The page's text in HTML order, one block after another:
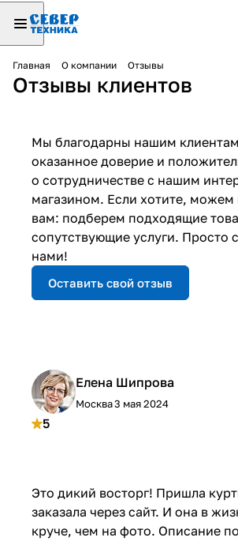
Главная О компании Отзывы
Отзывы клиентов
Мы благодарны нашим
оказанное доверие и
о сотрудничестве с нашим
магазином. Если хотите, можем
вам: подберем подходящие
сопутствующие услуги. Просто
нами!
Оставить свой отзыв
Елена Шипрова
Москва3 мая 2024
5
Это дикий восторг! Пришла
заказала через сайт. И она в
круче, чем на фото. Описание